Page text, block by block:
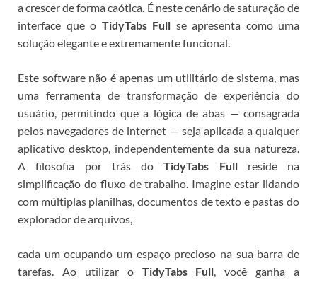
a crescer de forma caótica. É neste cenário de saturação de
interface que o TidyTabs Full se apresenta como uma
solução elegante e extremamente funcional.
Este software não é apenas um utilitário de sistema, mas
uma ferramenta de transformação de experiência do
usuário, permitindo que a lógica de abas — consagrada
pelos navegadores de internet — seja aplicada a qualquer
aplicativo desktop, independentemente da sua natureza.
A filosofia por trás doTidyTabs Fullreside na
simplificação do fluxo de trabalho. Imagine estar lidando
com múltiplas planilhas, documentos de texto e pastas do
explorador de arquivos,
cada um ocupando um espaço precioso na sua barra de
tarefas. Ao utilizar o TidyTabs Full, você ganha a